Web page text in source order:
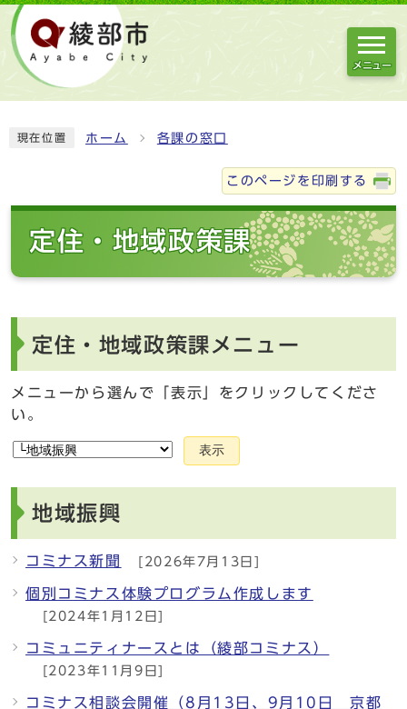
メニュー
現在位置 ホーム 各課の窓口
このページを印刷する
定住・地域政策課
定住・地域政策課メニュー
メニューから選んで「表示」をクリックしてくださ
い。
表示
地域振興
コミナス新聞 [2026年7月13日]
個別コミナス体験プログラム作成します
[2024年1月12日]
コミュニティナースとは（綾部コミナス）
[2023年11月9日]
コミナス相談会開催（8月13日、9月10日 京都